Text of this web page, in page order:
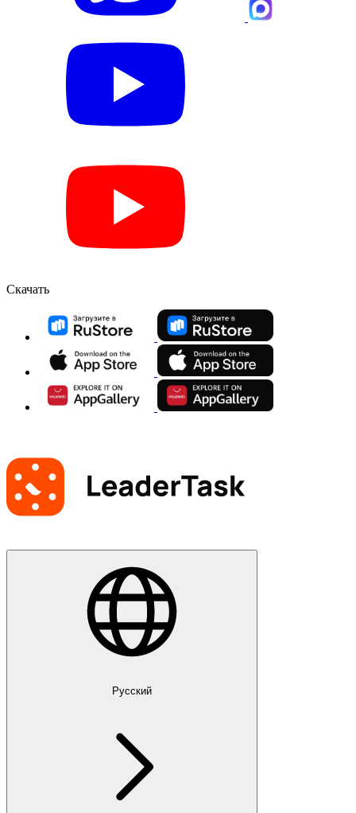
Скачать
Русский